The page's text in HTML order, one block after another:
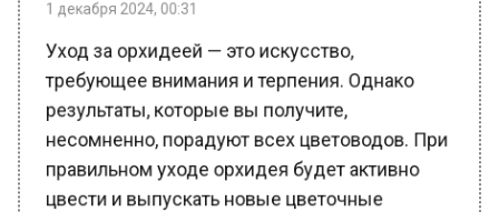
Уход за орхидеей — это искусство,
требующее внимания и терпения. Однако
результаты, которые вы получите,
несомненно, порадуют всех цветоводов. При
правильном уходе орхидея будет активно
цвести и выпускать новые цветочные
стрелы, наполняя ваш дом красотой и